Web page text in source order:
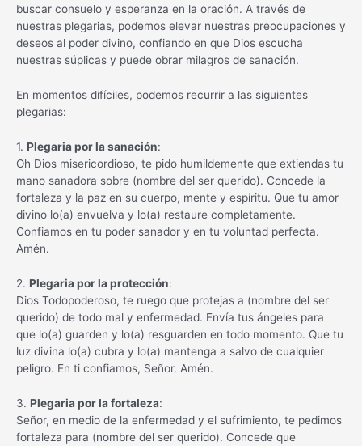
buscar consuelo y esperanza en la oración. A través de
nuestras plegarias, podemos elevar nuestras preocupaciones y
deseos al poder divino, confiando en que Dios escucha
nuestras súplicas y puede obrar milagros de sanación.
En momentos difíciles, podemos recurrir a las siguientes
plegarias:
1. Plegaria por la sanación:
Oh Dios misericordioso, te pido humildemente que extiendas tu
mano sanadora sobre (nombre del ser querido). Concede la
fortaleza y la paz en su cuerpo, mente y espíritu. Que tu amor
divino lo(a) envuelva y lo(a) restaure completamente.
Confiamos en tu poder sanador y en tu voluntad perfecta.
Amén.
2. Plegaria por la protección:
Dios Todopoderoso, te ruego que protejas a (nombre del ser
querido) de todo mal y enfermedad. Envía tus ángeles para
que lo(a) guarden y lo(a) resguarden en todo momento. Que tu
luz divina lo(a) cubra y lo(a) mantenga a salvo de cualquier
peligro. En ti confiamos, Señor. Amén.
3. Plegaria por la fortaleza:
Señor, en medio de la enfermedad y el sufrimiento, te pedimos
fortaleza para (nombre del ser querido). Concede que